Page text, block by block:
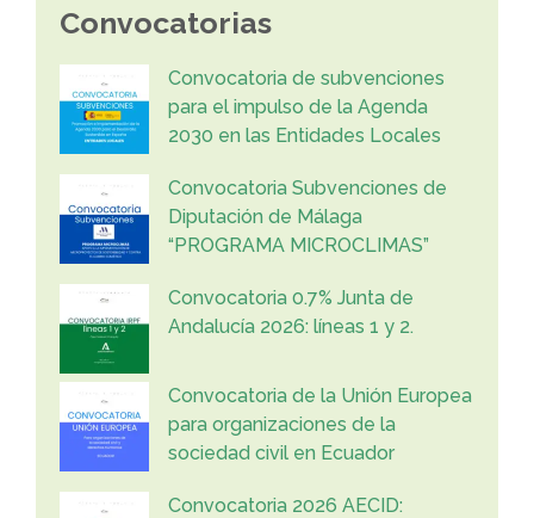
Convocatorias
Convocatoria de subvenciones
para el impulso de la Agenda
2030 en las Entidades Locales
Convocatoria Subvenciones de
Diputación de Málaga
“PROGRAMA MICROCLIMAS”
Convocatoria 0.7% Junta de
Andalucía 2026: líneas 1 y 2.
Convocatoria de la Unión Europea
para organizaciones de la
sociedad civil en Ecuador
Convocatoria 2026 AECID: